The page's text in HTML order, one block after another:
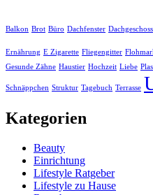
Balkon Brot Büro Dachfenster Dachgeschoss
Ernährung E Zigarette Fliegengitter
Gesunde Zähne Haustier Hochzeit Liebe
Schnäppchen Struktur Tagebuch Terrasse
Kategorien
Beauty
Einrichtung
Lifestyle Ratgeber
Lifestyle zu Hause